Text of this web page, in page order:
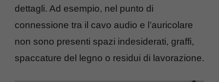
dettagli. Ad esempio, nel punto di
connessione tra il cavo audio e l’auricolare
non sono presenti spazi indesiderati, graffi,
spaccature del legno o residui di lavorazione.